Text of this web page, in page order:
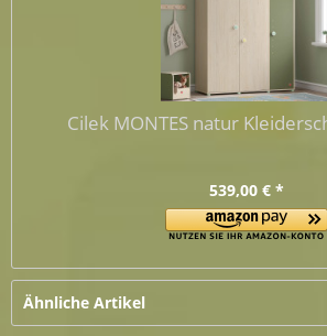
Cilek MONTES natur
539,00 € *
Ähnliche Artikel